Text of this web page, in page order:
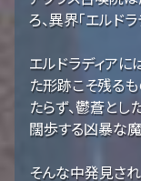
ろ、異界「エルド
エルドラディア
た形跡こそ残る
たらず、鬱蒼と
闊歩する凶暴な
そんな中発見さ